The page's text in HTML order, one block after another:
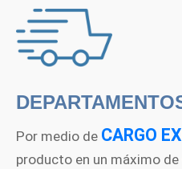
Por medio de CARGO
producto en un máximo de